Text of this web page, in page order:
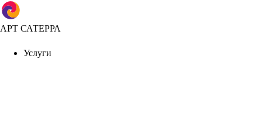
АРТ САТЕРРА
Услуги